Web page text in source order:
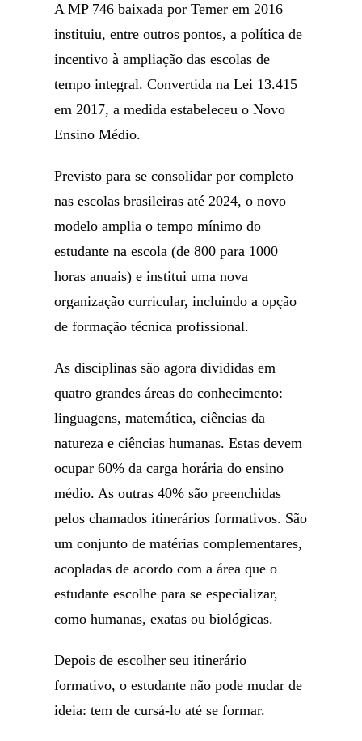
A MP 746 baixada por Temer em 2016
instituiu, entre outros pontos, a política de
incentivo à ampliação das escolas de
tempo integral. Convertida na Lei 13.415
em 2017, a medida estabeleceu o Novo
Ensino Médio.
Previsto para se consolidar por completo
nas escolas brasileiras até 2024, o novo
modelo amplia o tempo mínimo do
estudante na escola (de 800 para 1000
horas anuais) e institui uma nova
organização curricular, incluindo a opção
de formação técnica profissional.
As disciplinas são agora divididas em
quatro grandes áreas do conhecimento:
linguagens, matemática, ciências da
natureza e ciências humanas. Estas devem
ocupar 60% da carga horária do ensino
médio. As outras 40% são preenchidas
pelos chamados itinerários formativos. São
um conjunto de matérias complementares,
acopladas de acordo com a área que o
estudante escolhe para se especializar,
como humanas, exatas ou biológicas.
Depois de escolher seu itinerário
formativo, o estudante não pode mudar de
ideia: tem de cursá-lo até se formar.